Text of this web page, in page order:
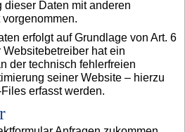
dieser Daten mit anderen
erfolgt auf Grundlage von Art. 6
hat ein
der technisch fehlerfreien
seiner Website – hierzu
erfasst werden.